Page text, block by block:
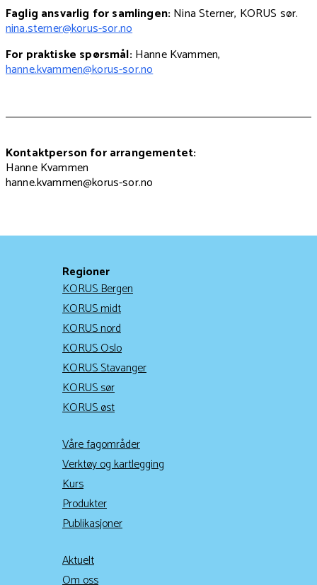
Faglig ansvarlig for samlingen: Nina Sterner, KORUS sør.
nina.sterner@korus-sor.no
For praktiske spørsmål: Hanne Kvammen,
hanne.kvammen@korus-sor.no
Kontaktperson for arrangementet:
Hanne Kvammen
hanne.kvammen@korus-sor.no
Regioner
KORUS Bergen
KORUS midt
KORUS nord
KORUS Oslo
KORUS Stavanger
KORUS sør
KORUS øst
Våre fagområder
Verktøy og kartlegging
Kurs
Produkter
Publikasjoner
Aktuelt
Om oss